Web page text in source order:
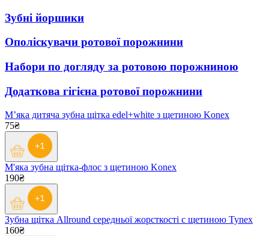
Зубні йоршики
Ополіскувачи ротової порожнини
Набори по догляду за ротовою порожниною
Додаткова гігієна ротової порожнини
М’яка дитяча зубна щітка edel+white з щетиною Konex
75₴
М'яка зубна щітка-флос з щетиною Konex
190₴
Зубна щітка Allround середньої жорсткості c щетиною Tynex
160₴